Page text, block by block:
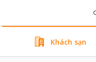
Khách sạn